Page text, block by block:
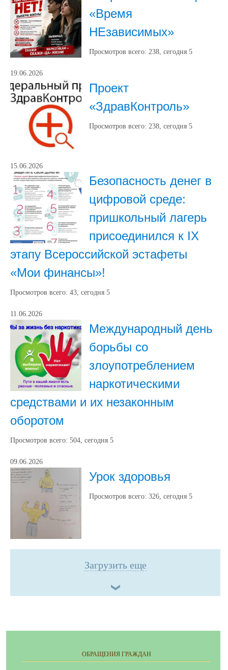
«Время
НЕзависимых»
Просмотров всего: 238, сегодня 5
19.06.2026
Проект
«ЗдравКонтроль»
Просмотров всего: 238, сегодня 5
15.06.2026
Безопасность денег в
цифровой среде:
пришкольный лагерь
присоединился к IX
этапу Всероссийской эстафеты
«Мои финансы»!
Просмотров всего: 43, сегодня 5
11.06.2026
Международный день
борьбы со
злоупотреблением
наркотическими
средствами и их незаконным
оборотом
Просмотров всего: 504, сегодня 5
09.06.2026
Урок здоровья
Просмотров всего: 326, сегодня 5
Загрузить еще
ОБРАЩЕНИЯ ГРАЖДАН